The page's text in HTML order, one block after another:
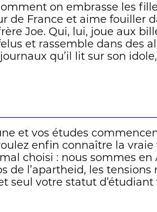
on embrasse les
de France et aime fouiller
Joe. Qui, lui, joue aux
et rassemble dans des
qu’il lit sur son
et vos études
enfin connaître la vraie
choisi : nous sommes en
de l’apartheid, les tensions
seul votre statut d’étudiant